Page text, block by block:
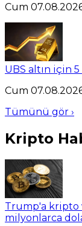
Cum
UBS altın için
Cum 07.08.2026
Tümünü gör ›
Kripto
Trump'a kripto
milyonlarca